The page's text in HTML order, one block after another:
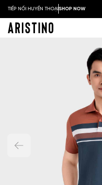
TIẾP NỐI HUYỀN THOẠISHOP NOW